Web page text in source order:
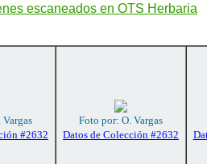
escaneados en OTS Herbaria
#2632
Foto por: O. Vargas
Datos de Colección #2632